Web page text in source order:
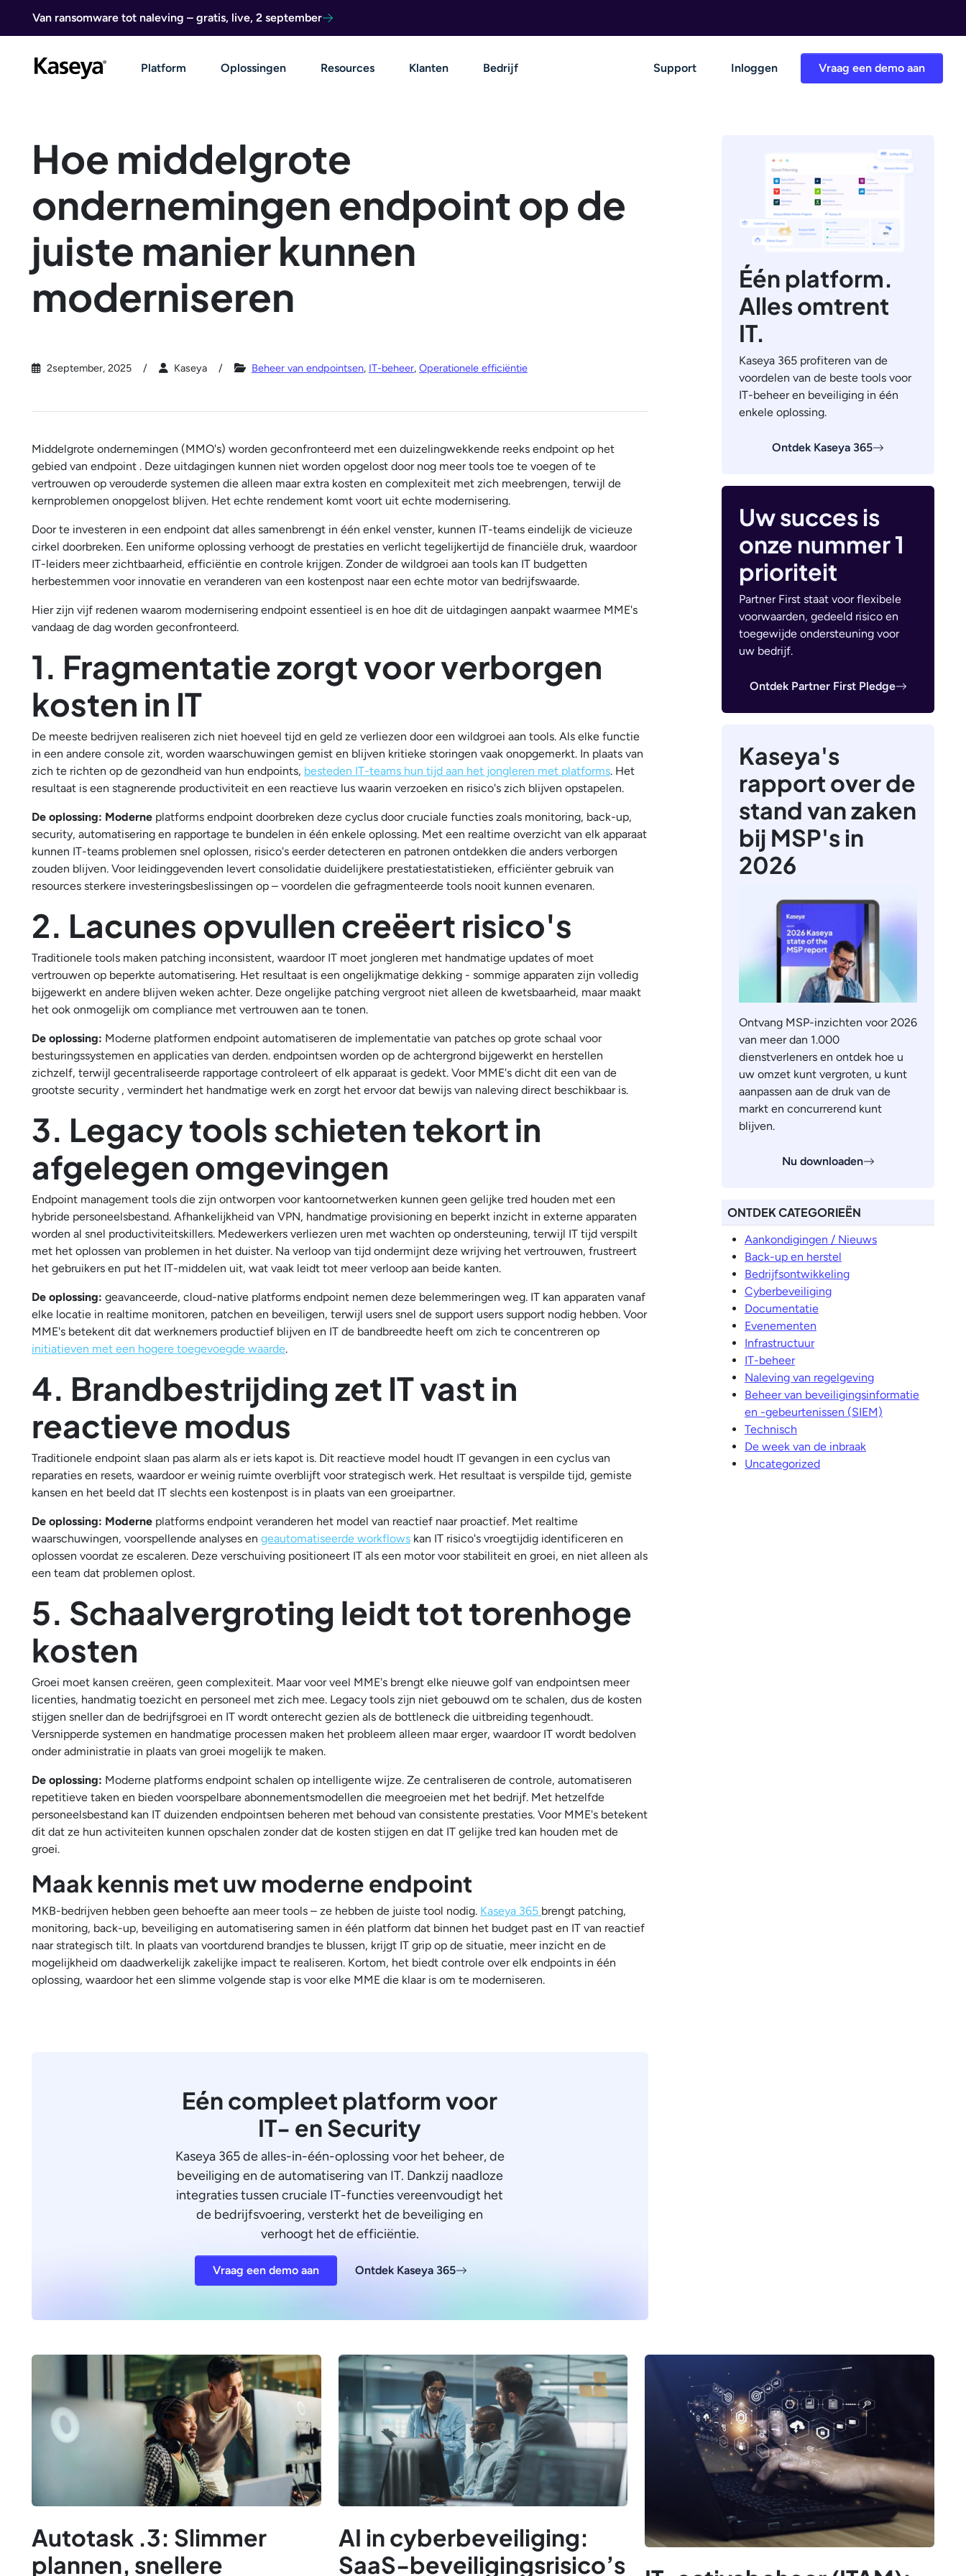
Van ransomware tot naleving – gratis, live, 2 september
Vraag een demo aan
Platform Oplossingen Resources Klanten Bedrijf Support Inloggen
Hoe middelgrote
ondernemingen endpoint op de
juiste manier kunnen
moderniseren
2september, 2025 Kaseya Beheer van endpointsen, IT-beheer, Operationele efficiëntie
Middelgrote ondernemingen (MMO's) worden geconfronteerd met een duizelingwekkende reeks endpoint op het
gebied van endpoint . Deze uitdagingen kunnen niet worden opgelost door nog meer tools toe te voegen of te
vertrouwen op verouderde systemen die alleen maar extra kosten en complexiteit met zich meebrengen, terwijl de
kernproblemen onopgelost blijven. Het echte rendement komt voort uit echte modernisering.
Door te investeren in een endpoint dat alles samenbrengt in één enkel venster, kunnen IT-teams eindelijk de vicieuze
cirkel doorbreken. Een uniforme oplossing verhoogt de prestaties en verlicht tegelijkertijd de financiële druk, waardoor
IT-leiders meer zichtbaarheid, efficiëntie en controle krijgen. Zonder de wildgroei aan tools kan IT budgetten
herbestemmen voor innovatie en veranderen van een kostenpost naar een echte motor van bedrijfswaarde.
Hier zijn vijf redenen waarom modernisering endpoint essentieel is en hoe dit de uitdagingen aanpakt waarmee MME's
vandaag de dag worden geconfronteerd.
1. Fragmentatie zorgt voor verborgen
kosten in IT
De meeste bedrijven realiseren zich niet hoeveel tijd en geld ze verliezen door een wildgroei aan tools. Als elke functie
in een andere console zit, worden waarschuwingen gemist en blijven kritieke storingen vaak onopgemerkt. In plaats van
zich te richten op de gezondheid van hun endpoints, besteden IT-teams hun tijd aan het jongleren met platforms. Het
resultaat is een stagnerende productiviteit en een reactieve lus waarin verzoeken en risico's zich blijven opstapelen.
De oplossing: Moderne platforms endpoint doorbreken deze cyclus door cruciale functies zoals monitoring, back-up,
security, automatisering en rapportage te bundelen in één enkele oplossing. Met een realtime overzicht van elk apparaat
kunnen IT-teams problemen snel oplossen, risico's eerder detecteren en patronen ontdekken die anders verborgen
zouden blijven. Voor leidinggevenden levert consolidatie duidelijkere prestatiestatistieken, efficiënter gebruik van
resources sterkere investeringsbeslissingen op – voordelen die gefragmenteerde tools nooit kunnen evenaren.
2. Lacunes opvullen creëert risico's
Traditionele tools maken patching inconsistent, waardoor IT moet jongleren met handmatige updates of moet
vertrouwen op beperkte automatisering. Het resultaat is een ongelijkmatige dekking - sommige apparaten zijn volledig
bijgewerkt en andere blijven weken achter. Deze ongelijke patching vergroot niet alleen de kwetsbaarheid, maar maakt
het ook onmogelijk om compliance met vertrouwen aan te tonen.
De oplossing: Moderne platformen endpoint automatiseren de implementatie van patches op grote schaal voor
besturingssystemen en applicaties van derden. endpointsen worden op de achtergrond bijgewerkt en herstellen
zichzelf, terwijl gecentraliseerde rapportage controleert of elk apparaat is gedekt. Voor MME's dicht dit een van de
grootste security , vermindert het handmatige werk en zorgt het ervoor dat bewijs van naleving direct beschikbaar is.
3. Legacy tools schieten tekort in
afgelegen omgevingen
Endpoint management tools die zijn ontworpen voor kantoornetwerken kunnen geen gelijke tred houden met een
hybride personeelsbestand. Afhankelijkheid van VPN, handmatige provisioning en beperkt inzicht in externe apparaten
worden al snel productiviteitskillers. Medewerkers verliezen uren met wachten op ondersteuning, terwijl IT tijd verspilt
met het oplossen van problemen in het duister. Na verloop van tijd ondermijnt deze wrijving het vertrouwen, frustreert
het gebruikers en put het IT-middelen uit, wat vaak leidt tot meer verloop aan beide kanten.
De oplossing: geavanceerde, cloud-native platforms endpoint nemen deze belemmeringen weg. IT kan apparaten vanaf
elke locatie in realtime monitoren, patchen en beveiligen, terwijl users snel de support users support nodig hebben. Voor
MME's betekent dit dat werknemers productief blijven en IT de bandbreedte heeft om zich te concentreren op
initiatieven met een hogere toegevoegde waarde.
4. Brandbestrijding zet IT vast in
reactieve modus
Traditionele endpoint slaan pas alarm als er iets kapot is. Dit reactieve model houdt IT gevangen in een cyclus van
reparaties en resets, waardoor er weinig ruimte overblijft voor strategisch werk. Het resultaat is verspilde tijd, gemiste
kansen en het beeld dat IT slechts een kostenpost is in plaats van een groeipartner.
De oplossing: Moderne platforms endpoint veranderen het model van reactief naar proactief. Met realtime
waarschuwingen, voorspellende analyses en geautomatiseerde workflows kan IT risico's vroegtijdig identificeren en
oplossen voordat ze escaleren. Deze verschuiving positioneert IT als een motor voor stabiliteit en groei, en niet alleen als
een team dat problemen oplost.
5. Schaalvergroting leidt tot torenhoge
kosten
Groei moet kansen creëren, geen complexiteit. Maar voor veel MME's brengt elke nieuwe golf van endpointsen meer
licenties, handmatig toezicht en personeel met zich mee. Legacy tools zijn niet gebouwd om te schalen, dus de kosten
stijgen sneller dan de bedrijfsgroei en IT wordt onterecht gezien als de bottleneck die uitbreiding tegenhoudt.
Versnipperde systemen en handmatige processen maken het probleem alleen maar erger, waardoor IT wordt bedolven
onder administratie in plaats van groei mogelijk te maken.
De oplossing: Moderne platforms endpoint schalen op intelligente wijze. Ze centraliseren de controle, automatiseren
repetitieve taken en bieden voorspelbare abonnementsmodellen die meegroeien met het bedrijf. Met hetzelfde
personeelsbestand kan IT duizenden endpointsen beheren met behoud van consistente prestaties. Voor MME's betekent
dit dat ze hun activiteiten kunnen opschalen zonder dat de kosten stijgen en dat IT gelijke tred kan houden met de
groei.
Maak kennis met uw moderne endpoint
MKB-bedrijven hebben geen behoefte aan meer tools – ze hebben de juiste tool nodig. Kaseya 365 brengt patching,
monitoring, back-up, beveiliging en automatisering samen in één platform dat binnen het budget past en IT van reactief
naar strategisch tilt. In plaats van voortdurend brandjes te blussen, krijgt IT grip op de situatie, meer inzicht en de
mogelijkheid om daadwerkelijk zakelijke impact te realiseren. Kortom, het biedt controle over elk endpoints in één
oplossing, waardoor het een slimme volgende stap is voor elke MME die klaar is om te moderniseren.
Eén compleet platform voor
IT- en Security
Kaseya 365 de alles-in-één-oplossing voor het beheer, de
beveiliging en de automatisering van IT. Dankzij naadloze
integraties tussen cruciale IT-functies vereenvoudigt het
de bedrijfsvoering, versterkt het de beveiliging en
verhoogt het de efficiëntie.
Vraag een demo aan Ontdek Kaseya 365
Één platform.
Alles omtrent
IT.
Kaseya 365 profiteren van de
voordelen van de beste tools voor
IT-beheer en beveiliging in één
enkele oplossing.
Ontdek Kaseya 365
Uw succes is
onze nummer 1
prioriteit
Partner First staat voor flexibele
voorwaarden, gedeeld risico en
toegewijde ondersteuning voor
uw bedrijf.
Ontdek Partner First Pledge
Kaseya's
rapport over de
stand van zaken
bij MSP's in
2026
Ontvang MSP-inzichten voor 2026
van meer dan 1.000
dienstverleners en ontdek hoe u
uw omzet kunt vergroten, u kunt
aanpassen aan de druk van de
markt en concurrerend kunt
blijven.
Nu downloaden
ONTDEK CATEGORIEËN
Aankondigingen / Nieuws
Back-up en herstel
Bedrijfsontwikkeling
Cyberbeveiliging
Documentatie
Evenementen
Infrastructuur
IT-beheer
Naleving van regelgeving
Beheer van beveiligingsinformatie
en -gebeurtenissen (SIEM)
Technisch
De week van de inbraak
Uncategorized
Autotask .3: Slimmer
plannen, snellere
AI in cyberbeveiliging:
SaaS-beveiligingsrisico’s